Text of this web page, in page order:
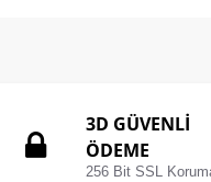
3D GÜVENLİ
ÖDEME
256 Bit SSL